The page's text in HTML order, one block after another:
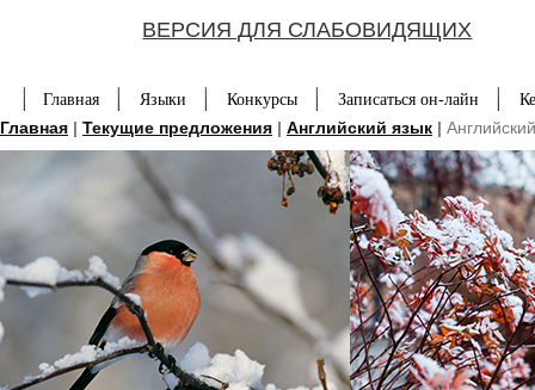
ВЕРСИЯ ДЛЯ СЛАБОВИДЯЩИХ
Главная Языки Конкурсы Записаться он-лайн
Главная | Текущие предложения | Английский язык |